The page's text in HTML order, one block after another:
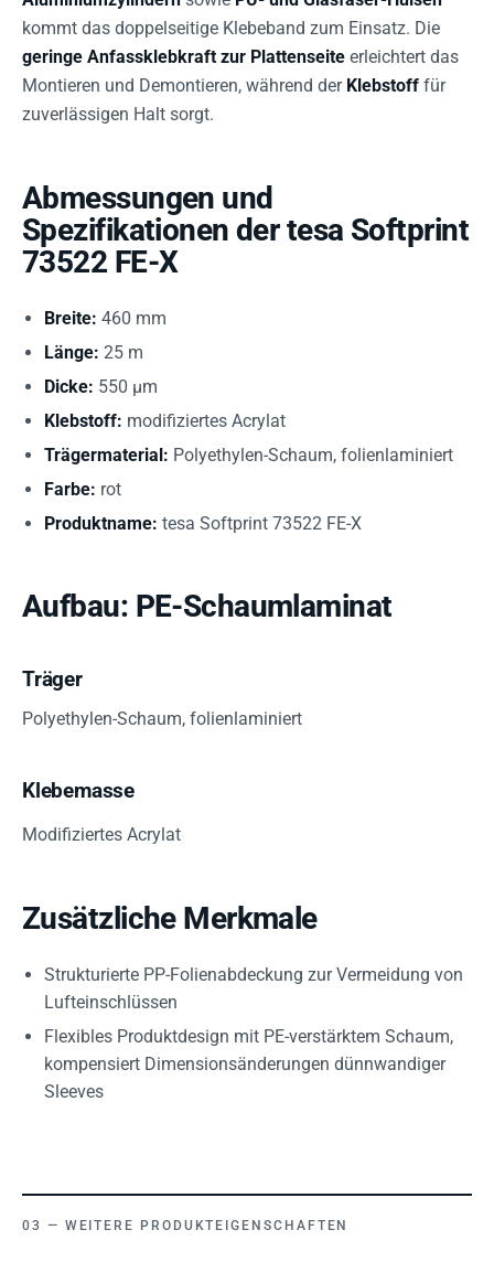
kommt das doppelseitige Klebeband zum Einsatz. Die
geringe Anfassklebkraft zur Plattenseite erleichtert das
Montieren und Demontieren, während der Klebstoff für
zuverlässigen Halt sorgt.
Abmessungen und
Spezifikationen der tesa Softprint
73522 FE-X
Breite: 460 mm
Länge: 25 m
Dicke: 550 µm
Klebstoff: modifiziertes Acrylat
Trägermaterial: Polyethylen-Schaum, folienlaminiert
Farbe: rot
Produktname: tesa Softprint 73522 FE-X
Aufbau: PE-Schaumlaminat
Träger
Polyethylen-Schaum, folienlaminiert
Klebemasse
Modifiziertes Acrylat
Zusätzliche Merkmale
Strukturierte PP-Folienabdeckung zur Vermeidung von
Lufteinschlüssen
Flexibles Produktdesign mit PE-verstärktem Schaum,
kompensiert Dimensionsänderungen dünnwandiger
Sleeves
WEITERE PRODUKTEIGENSCHAFTEN